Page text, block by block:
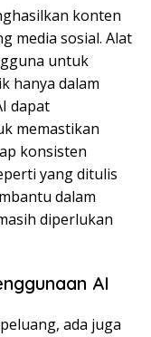
konten
media sosial. Alat
untuk
hanya dalam
dapat
memastikan
konsisten
yang ditulis
dalam
diperlukan
AI
ada juga